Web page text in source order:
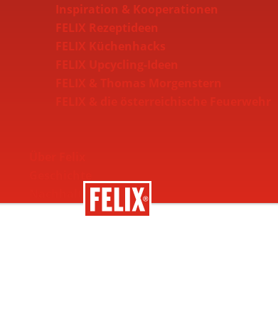
Inspiration & Kooperationen
FELIX Rezeptideen
FELIX Küchenhacks
FELIX Upcycling-Ideen
Nachhaltigkeit